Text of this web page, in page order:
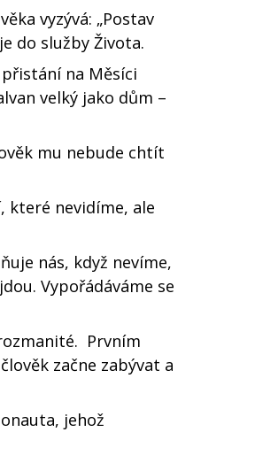
vyzývá: „Postav
do služby Života.
na Měsíci
velký jako dům –
mu nebude chtít
které nevidíme, ale
nás, když nevíme,
Vypořádáváme se
Prvním
začne zabývat a
jehož